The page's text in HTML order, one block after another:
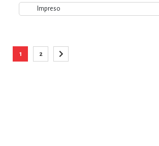
Impreso
Está viendo la página
1
Página
2
Página
Siguiente